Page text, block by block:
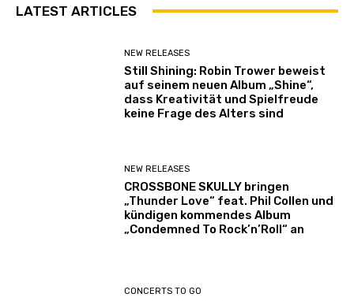
LATEST ARTICLES
NEW RELEASES
Still Shining: Robin Trower beweist
auf seinem neuen Album „Shine“,
dass Kreativität und Spielfreude
keine Frage des Alters sind
NEW RELEASES
CROSSBONE SKULLY bringen
„Thunder Love“ feat. Phil Collen und
kündigen kommendes Album
„Condemned To Rock’n’Roll“ an
CONCERTS TO GO